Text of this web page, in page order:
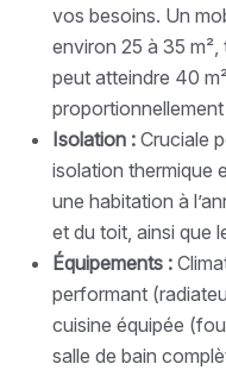
vos besoins. Un
environ 25 à 35 m²,
peut atteindre 40
proportionnellement
Isolation : Cruciale
isolation thermique
une habitation à
et du toit, ainsi que
Équipements :
performant
cuisine équipée
salle de bain